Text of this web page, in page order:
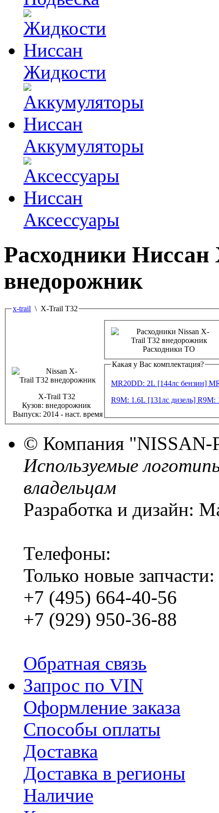
Жидкости
Аккумуляторы
Аксессуары
Расходники Ниссан
внедорожник
x-trail \ X-Trail T32
X-Trail T32
Кузов: внедорожник
Выпуск: 2014 - наст. время
Расходники ТО
Какая у Вас комплектация?
MR20DD: 2L [144лс бензин]
R9M: 1.6L [131лс дизель] R9M:
© Компания "NISSAN-
Используемые
владельцам
Разработка и дизайн:
Телефоны:
Только новые запчасти:
+7 (495) 664-40-56
+7 (929) 950-36-88
Обратная связь
Запрос по VIN
Оформление заказа
Способы оплаты
Доставка
Доставка в регионы
Наличие